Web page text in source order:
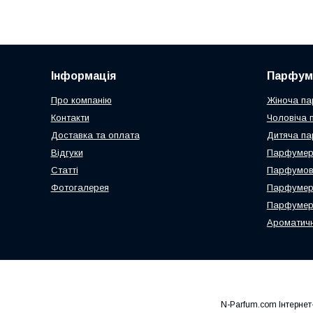
Інформація
Про компанію
Контакти
Доставка та оплата
Відгуки
Статті
Фотогалерея
Жіноча
Чоловіча
Дитяча